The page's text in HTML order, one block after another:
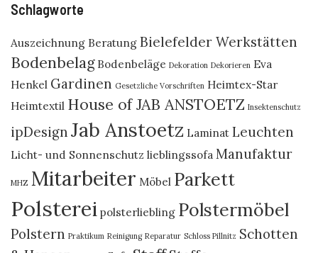
Schlagworte
Auszeichnung Beratung Bielefelder Werkstätten
Bodenbelag Bodenbeläge Dekoration Dekorieren Eva
Henkel Gardinen Gesetzliche Vorschriften Heimtex-Star
Heimtextil House of JAB ANSTOETZ Insektenschutz
ipDesign Jab Anstoetz Laminat Leuchten
Licht- und Sonnenschutz lieblingssofa Manufaktur
MHZ Mitarbeiter Möbel Parkett
Polsterei polsterliebling Polstermöbel
Polstern Praktikum Reinigung Reparatur Schloss Pillnitz Schotten